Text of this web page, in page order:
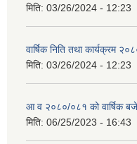
मिति: 03/26/2024 - 12:23
वार्षिक निति तथा कार्यक्रम
मिति: 03/26/2024 - 12:23
आ व २०८०/०८१ को वार्षिक
मिति: 06/25/2023 - 16:43